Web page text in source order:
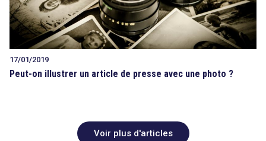
17/01/2019
Peut-on illustrer un article de presse avec une photo ?
Voir plus d'articles